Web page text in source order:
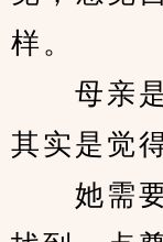
样。
母亲是
其实是觉
她需要